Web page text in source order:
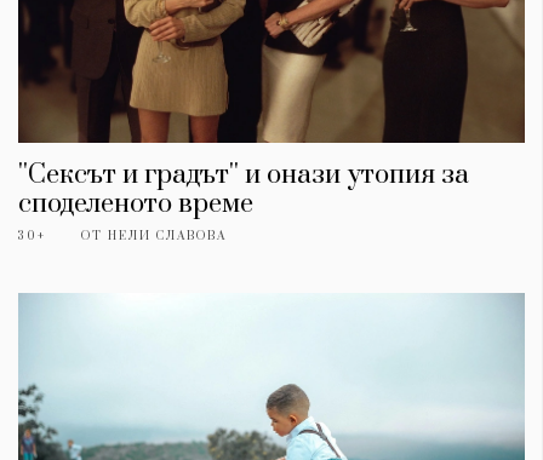
''Сексът и градът'' и онази утопия за
споделеното време
30+ ОТ НЕЛИ СЛАВОВА